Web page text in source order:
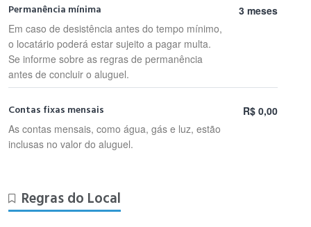
Permanência mínima
Em caso de desistência antes do tempo mínimo,
o locatário poderá estar sujeito a pagar multa.
Se informe sobre as regras de permanência
antes de concluir o aluguel.
3 meses
Contas fixas mensais
As contas mensais, como água, gás e luz, estão
inclusas no valor do aluguel.
R$ 0,00
Regras do Local